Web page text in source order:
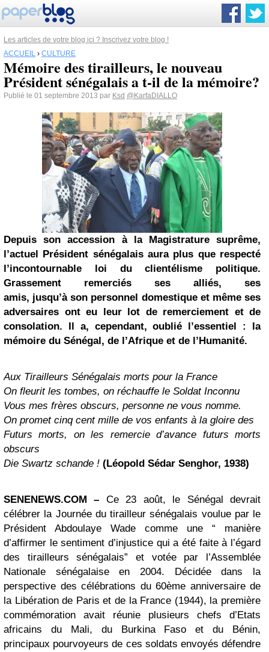
Les articles de votre blog ici ? Inscrivez votre blog !
ACCUEIL › CULTURE
Mémoire des tirailleurs, le nouveau
Président sénégalais a t-il de la mémoire?
Publié le 01 septembre 2013 par Ksd @KarfaDIALLO
Depuis son accession à la Magistrature suprême,
l’actuel Président sénégalais aura plus que respecté
l’incontournable loi du clientélisme politique.
Grassement remerciés ses alliés, ses
amis, jusqu’à son personnel domestique et même ses
adversaires ont eu leur lot de remerciement et de
consolation. Il a, cependant, oublié l’essentiel : la
mémoire du Sénégal, de l’Afrique et de l’Humanité.
Aux Tirailleurs Sénégalais morts pour la France
On fleurit les tombes, on réchauffe le Soldat Inconnu
Vous mes frères obscurs, personne ne vous nomme.
On promet cinq cent mille de vos enfants à la gloire des
Futurs morts, on les remercie d’avance futurs morts
obscurs
Die Swartz schande ! (Léopold Sédar Senghor, 1938)
SENENEWS.COM – Ce 23 août, le Sénégal devrait
célébrer la Journée du tirailleur sénégalais voulue par le
Président Abdoulaye Wade comme une “ manière
d’affirmer le sentiment d’injustice qui a été faite à l’égard
des tirailleurs sénégalais” et votée par l’Assemblée
Nationale sénégalaise en 2004. Décidée dans la
perspective des célébrations du 60ème anniversaire de
la Libération de Paris et de la France (1944), la première
commémoration avait réunie plusieurs chefs d’Etats
africains du Mali, du Burkina Faso et du Bénin,
principaux pourvoyeurs de ces soldats envoyés défendre